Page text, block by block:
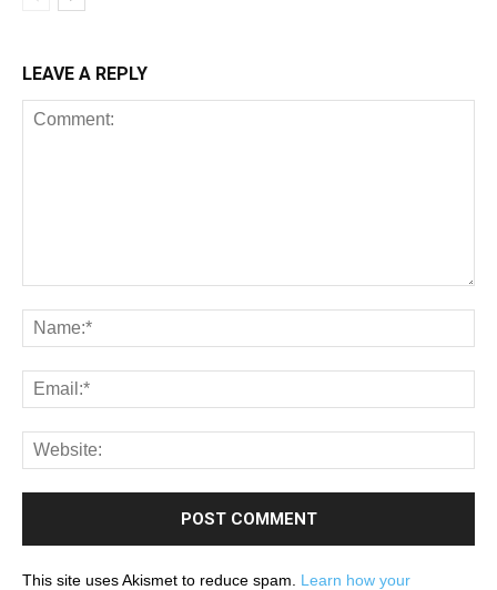
LEAVE A REPLY
This site uses Akismet to reduce spam. Learn how your